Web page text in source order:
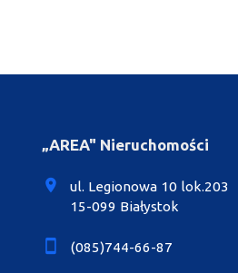
„AREA" Nieruchomości
ul. Legionowa 10 lok.203
15-099 Białystok
(085)744-66-87